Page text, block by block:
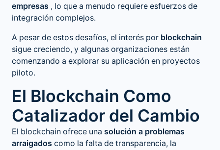
empresas , lo que a menudo requiere esfuerzos de
integración complejos.
A pesar de estos desafíos, el interés por blockchain
sigue creciendo, y algunas organizaciones están
comenzando a explorar su aplicación en proyectos
piloto.
El Blockchain Como
Catalizador del Cambio
El blockchain ofrece una solución a problemas
arraigados como la falta de transparencia, la